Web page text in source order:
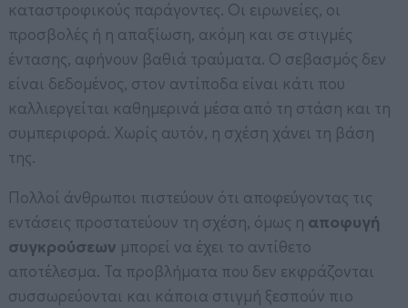
καταστροφικούς παράγοντες. Οι ειρωνείες, οι
προσβολές ή η απαξίωση, ακόμη και σε στιγμές
έντασης, αφήνουν βαθιά τραύματα. Ο σεβασμός δεν
είναι δεδομένος, στον αντίποδα είναι κάτι που
καλλιεργείται καθημερινά μέσα από τη στάση και τη
συμπεριφορά. Χωρίς αυτόν, η σχέση χάνει τη βάση
της.
Πολλοί άνθρωποι πιστεύουν ότι αποφεύγοντας τις
εντάσεις προστατεύουν τη σχέση, όμως η αποφυγή
συγκρούσεων μπορεί να έχει το αντίθετο
αποτέλεσμα. Τα προβλήματα που δεν εκφράζονται
συσσωρεύονται και κάποια στιγμή ξεσπούν πιο